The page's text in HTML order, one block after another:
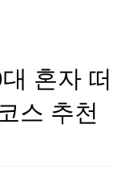
혼자 떠
스 추천